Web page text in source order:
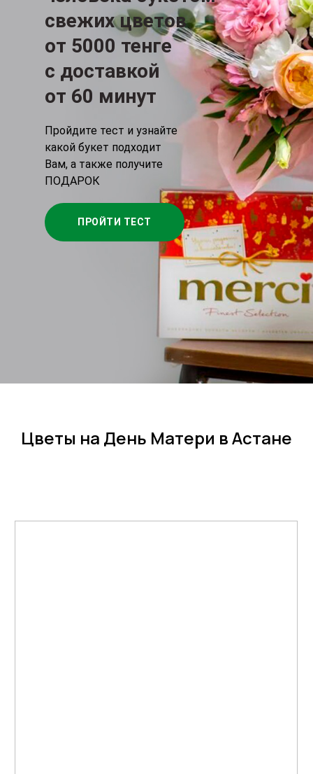
ПРОЙТИ ТЕСТ
Пройдите тест и узнайте
какой букет подходит
Вам, а также получите
ПОДАРОК
свежих цветов
от 5000 тенге
c доставкой
от 60 минут
Цветы на День Матери в Астане